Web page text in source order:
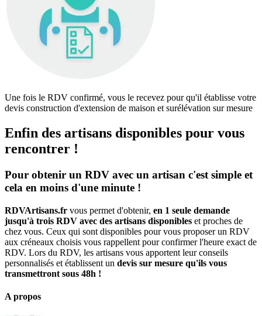
Une fois le RDV confirmé, vous le recevez pour qu'il établisse votre
devis construction d'extension de maison et surélévation sur mesure
Enfin des artisans disponibles pour vous
rencontrer !
Pour obtenir un RDV avec un artisan c'est simple et
cela en moins d'une minute !
RDVArtisans.fr vous permet d'obtenir, en 1 seule demande
jusqu'à trois RDV avec des artisans disponibles et proches de
chez vous. Ceux qui sont disponibles pour vous proposer un RDV
aux créneaux choisis vous rappellent pour confirmer l'heure exact de
RDV. Lors du RDV, les artisans vous apportent leur conseils
personnalisés et établissent un devis sur mesure qu'ils vous
transmettront sous 48h !
A propos